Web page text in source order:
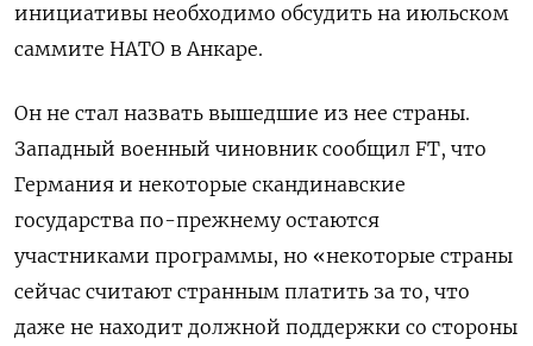
инициативы необходимо обсудить на июльском
саммите НАТО в Анкаре.
Он не стал назвать вышедшие из нее страны.
Западный военный чиновник сообщил FT, что
Германия и некоторые скандинавские
государства по-прежнему остаются
участниками программы, но «некоторые страны
сейчас считают странным платить за то, что
даже не находит должной поддержки со стороны